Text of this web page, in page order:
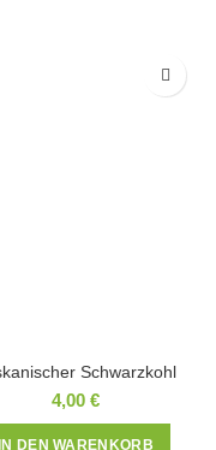
Schwarzkohl
4,00 €
IN DEN WARENKORB